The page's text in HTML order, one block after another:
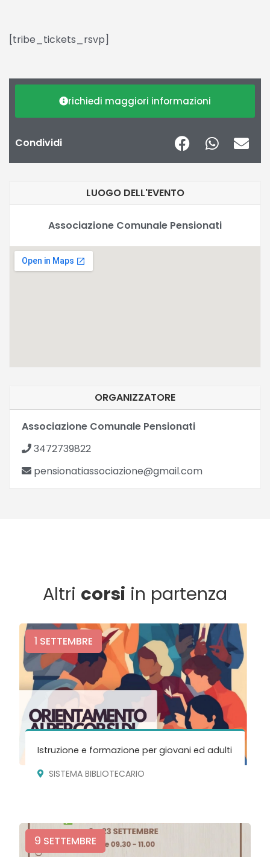
[tribe_tickets_rsvp]
richiedi maggiori informazioni
Condividi
LUOGO DELL'EVENTO
Associazione Comunale Pensionati
ORGANIZZATORE
Associazione Comunale Pensionati
3472739822
pensionatiassociazione@gmail.com
Altri corsi in partenza
1 SETTEMBRE
Istruzione e formazione per giovani ed adulti
SISTEMA BIBLIOTECARIO
9 SETTEMBRE